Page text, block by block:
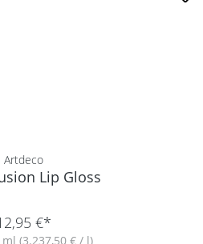
Artdeco
Lip Gloss
€*
ml (3.237,50 € / l)